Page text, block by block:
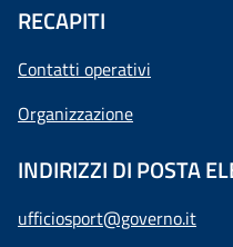
RECAPITI
Contatti operativi
Organizzazione
INDIRIZZI DI POSTA
ufficiosport@governo.it